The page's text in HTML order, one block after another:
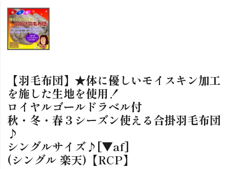
【羽毛布団】★体に優しいモイスキン加工
を施した生地を使用！
ロイヤルゴールドラベル付
秋・冬・春３シーズン使える合掛羽毛布団
♪
シングルサイズ♪[▼af]
(シングル 楽天)【RCP】